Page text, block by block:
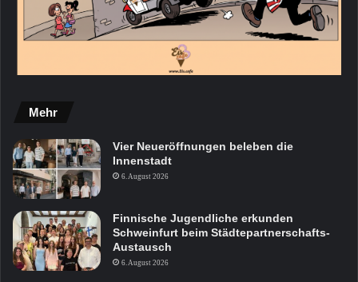
Mehr
Vier Neueröffnungen beleben die
Innenstadt
6. August 2026
Finnische Jugendliche erkunden
Schweinfurt beim Städtepartnerschafts-
Austausch
6. August 2026